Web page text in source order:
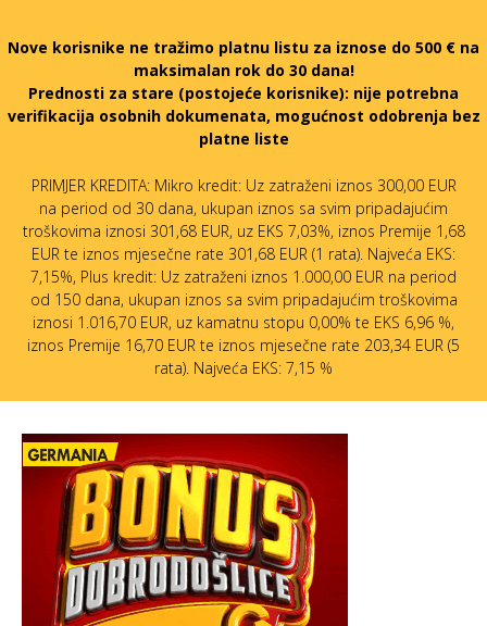
Nove korisnike ne tražimo platnu listu za iznose do 500 € na
maksimalan rok do 30 dana!
Prednosti za stare (postojeće korisnike): nije potrebna
verifikacija osobnih dokumenata, mogućnost odobrenja bez
platne liste
PRIMJER KREDITA: Mikro kredit: Uz zatraženi iznos 300,00 EUR
na period od 30 dana, ukupan iznos sa svim pripadajućim
troškovima iznosi 301,68 EUR, uz EKS 7,03%, iznos Premije 1,68
EUR te iznos mjesečne rate 301,68 EUR (1 rata). Najveća EKS:
7,15%, Plus kredit: Uz zatraženi iznos 1.000,00 EUR na period
od 150 dana, ukupan iznos sa svim pripadajućim troškovima
iznosi 1.016,70 EUR, uz kamatnu stopu 0,00% te EKS 6,96 %,
iznos Premije 16,70 EUR te iznos mjesečne rate 203,34 EUR (5
rata). Najveća EKS: 7,15 %